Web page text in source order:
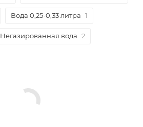
Вода 0,25-0,33 литра 1
Негазированная вода 2